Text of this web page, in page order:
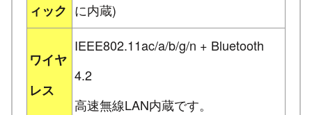
ィック に内蔵)
ワイヤ
レス
IEEE802.11ac/a/b/g/n + Bluetooth
4.2
高速無線LAN内蔵です。